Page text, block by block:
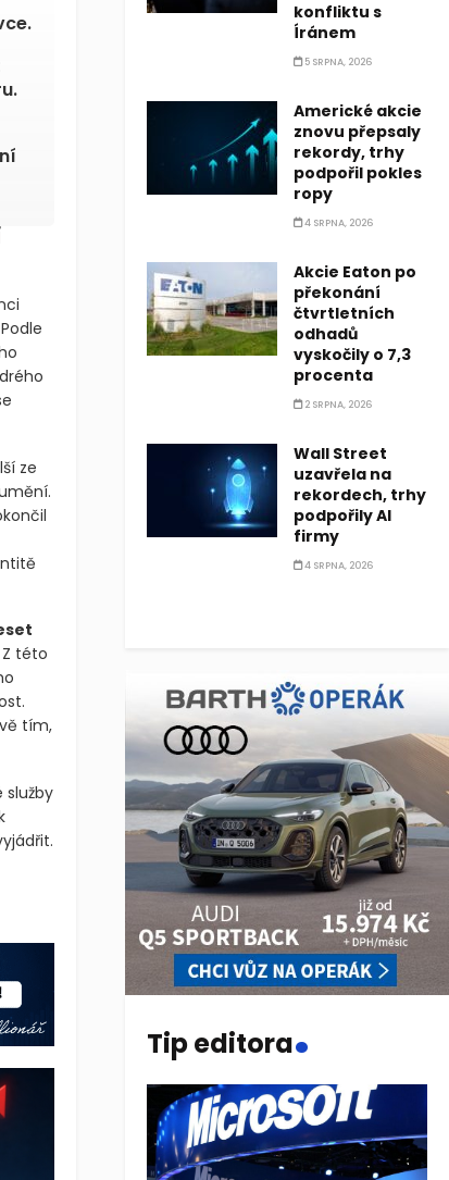
ze
této
tím,
služby
konfliktu s
Íránem
5 SRPNA, 2026
Americké akcie
znovu přepsaly
rekordy, trhy
podpořil pokles
ropy
4 SRPNA, 2026
Akcie Eaton po
překonání
čtvrtletních
odhadů
vyskočily o 7,3
procenta
2 SRPNA, 2026
Wall Street
uzavřela na
rekordech, trhy
podpořily AI
firmy
4 SRPNA, 2026
Tip editora.